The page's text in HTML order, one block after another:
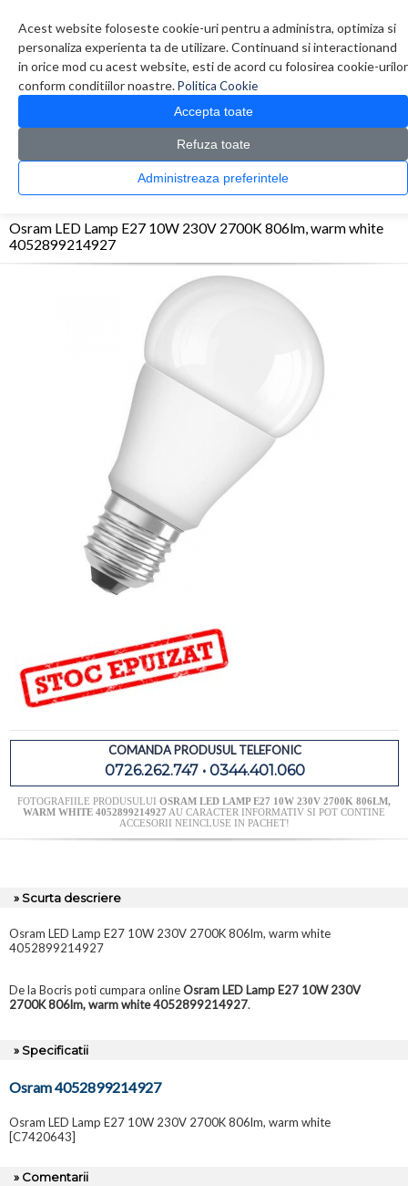
Acest website foloseste cookie-uri pentru a administra, optimiza si
personaliza experienta ta de utilizare. Continuand si interactionand
in orice mod cu acest website, esti de acord cu folosirea cookie-urilor
conform conditiilor noastre.Politica Cookie
Accepta toate
Refuza toate
Administreaza preferintele
0 produs(e)
CATALOG PRODUSE
Iluminare > Osram LED Lamp E27 10W 230V 2700K 806lm,
Osram LED Lamp E27 10W 230V 2700K 806lm, warm white
4052899214927
COMANDA PRODUSUL TELEFONIC
0726.262.747 • 0344.401.060
FOTOGRAFIILE PRODUSULUI OSRAM LED LAMP E27 10W 230V 2700K 806LM,
WARM WHITE 4052899214927 AU CARACTER INFORMATIV SI POT CONTINE
ACCESORII NEINCLUSE IN PACHET!
» Scurta descriere
Osram LED Lamp E27 10W 230V 2700K 806lm, warm white
4052899214927
De la Bocris poti cumpara onlineOsram LED Lamp E27 10W 230V
2700K 806lm, warm white 4052899214927.
» Specificatii
Osram 4052899214927
Osram LED Lamp E27 10W 230V 2700K 806lm, warm white
[C7420643]
» Comentarii